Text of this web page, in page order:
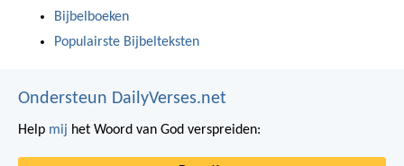
Bijbelboeken
Populairste Bijbelteksten
Ondersteun DailyVerses.net
Help mij het Woord van God verspreiden: